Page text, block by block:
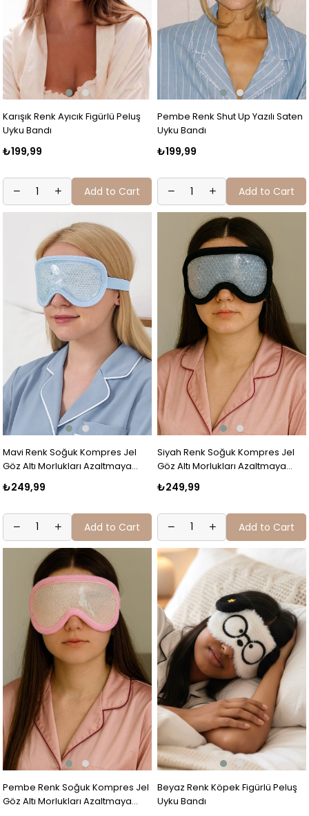
Karışık Renk Ayıcık Figürlü Peluş
Uyku Bandı
₺199,99
Add to Cart
Pembe Renk Shut Up Yazılı Saten
Uyku Bandı
₺199,99
Add to Cart
Mavi Renk Soğuk Kompres Jel
Göz Altı Morlukları Azaltmaya
₺249,99
Add to Cart
Siyah Renk Soğuk Kompres Jel
Göz Altı Morlukları Azaltmaya
₺249,99
Add to Cart
Pembe Renk Soğuk Kompres Jel
Göz Altı Morlukları Azaltmaya
Beyaz Renk Köpek Figürlü Peluş
Uyku Bandı